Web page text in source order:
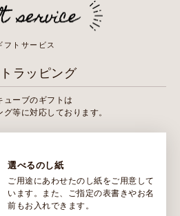
フトサービス
ラッピング
ューブのギフトは
等に対応しております。
選べるのし紙
ご用途にあわせたのし紙をご用意して
います。また、ご指定の表書きやお名
前もお入れできます。